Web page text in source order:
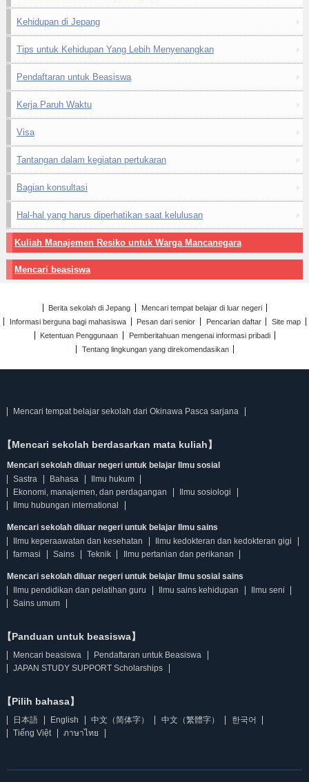
Kehidupan di Jepang
Tips untuk Kehidupan Yang Lebih Menyenangkan
Pendaftaran untuk Beasiswa
Kerja Paruh Waktu
Visa
Tantangan dalam kegiatan pertukaran
Bagian konsultasi
Hal-hal yang harus diperhatikan saat kelulusan
Kuliah Manajemen Resiko untuk Warga Mancanegara
Mencari beasiswa
Berita sekolah di Jepang
Mencari tempat belajar di luar negeri
Informasi berguna bagi mahasiswa
Pesan dari senior Pencarian daftar
Site map
Ketentuan Penggunaan
Pemberitahuan mengenai informasi pribadi
Tentang lingkungan yang direkomendasikan
Mencari tempat belajar sekolah dari Okinawa Pasca sarjana
【Mencari sekolah berdasarkan mata kuliah】
Mencari sekolah diluar negeri untuk belajar Ilmu sosial
Sastra
Bahasa
Ilmu hukum
Ekonomi, manajemen, dan perdagangan
Ilmu sosiologi
Ilmu hubungan international
Mencari sekolah diluar negeri untuk belajar Ilmu sains
Ilmu keperaawatan dan kesehatan
Ilmu kedokteran dan kedokteran gigi
farmasi
Sains Teknik Ilmu pertanian dan perikanan
Mencari sekolah diluar negeri untuk belajar Ilmu sosial sains
Ilmu pendidikan dan pelatihan guru
Ilmu sains kehidupan
Ilmu seni
Sains umum
【Panduan untuk beasiswa】
Mencari beasiswa
Pendaftaran untuk Beasiswa
JAPAN STUDY SUPPORT Scholarships
【Pilih bahasa】
日本語 English 中文（简体字） 中文（繁體字）
한국어
Tiếng Việt
ภาษาไทย